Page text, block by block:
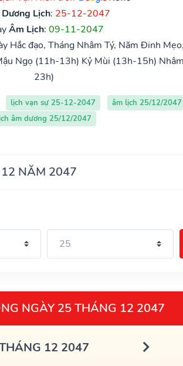
Dương Lịch: 25-12-2047
Âm Lịch: 09-11-2047
Hắc đạo, Tháng Nhâm Tý, Năm Đinh
Ngọ (11h-13h) Kỷ Mùi (13h-15h)
23h)
lịch vạn sự 25-12-2047 âm lịch 25/12/2047
âm dương 25/12/2047
NĂM 2047
NGÀY 25 THÁNG 12 2047
12 2047